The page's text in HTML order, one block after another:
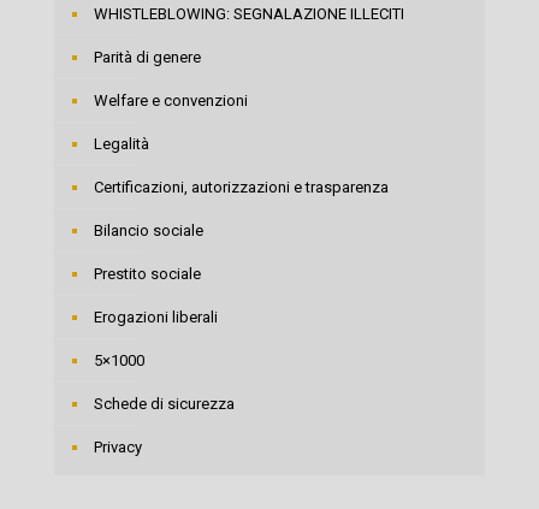
WHISTLEBLOWING: SEGNALAZIONE ILLECITI
Parità di genere
Welfare e convenzioni
Legalità
Certificazioni, autorizzazioni e trasparenza
Bilancio sociale
Prestito sociale
Erogazioni liberali
5×1000
Schede di sicurezza
Privacy